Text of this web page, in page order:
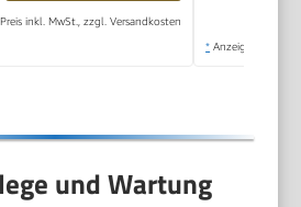
Station, 9 Messer,
Preis inkl. MwSt., zzgl. Versandkosten
* Anzeige
und Wartung